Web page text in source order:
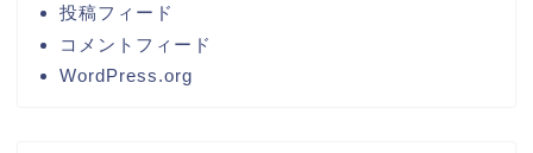
投稿フィード
コメントフィード
WordPress.org